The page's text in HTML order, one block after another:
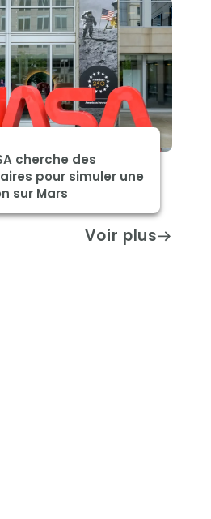
cherche des
pour simuler une
sur Mars
Voir plus